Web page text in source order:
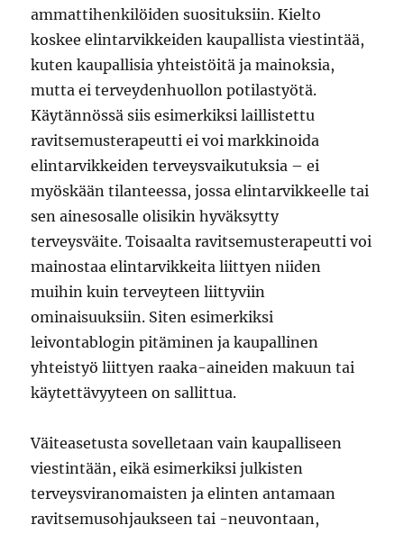
ammattihenkilöiden suosituksiin. Kielto
koskee elintarvikkeiden kaupallista viestintää,
kuten kaupallisia yhteistöitä ja mainoksia,
mutta ei terveydenhuollon potilastyötä.
Käytännössä siis esimerkiksi laillistettu
ravitsemusterapeutti ei voi markkinoida
elintarvikkeiden terveysvaikutuksia – ei
myöskään tilanteessa, jossa elintarvikkeelle tai
sen ainesosalle olisikin hyväksytty
terveysväite. Toisaalta ravitsemusterapeutti voi
mainostaa elintarvikkeita liittyen niiden
muihin kuin terveyteen liittyviin
ominaisuuksiin. Siten esimerkiksi
leivontablogin pitäminen ja kaupallinen
yhteistyö liittyen raaka-aineiden makuun tai
käytettävyyteen on sallittua.
Väiteasetusta sovelletaan vain kaupalliseen
viestintään, eikä esimerkiksi julkisten
terveysviranomaisten ja elinten antamaan
ravitsemusohjaukseen tai -neuvontaan,